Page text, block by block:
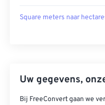
Square meters naar
Uw gegevens,
Bij FreeConvert gaan we